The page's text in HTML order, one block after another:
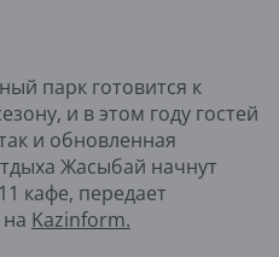
парк готовится к
и в этом году гостей
и обновленная
Жасыбай начнут
кафе, передает
Kazinform.